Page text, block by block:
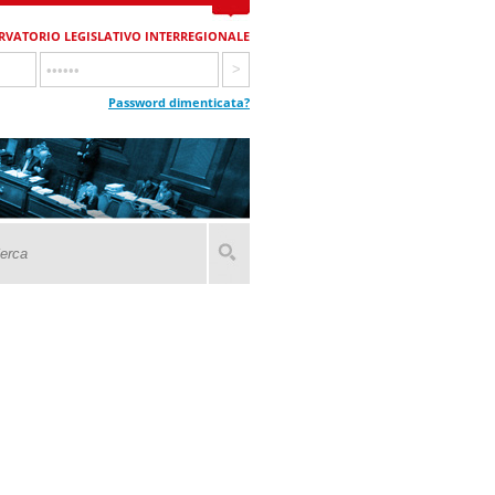
LEGISLATIVO INTERREGIONALE
Password dimenticata?